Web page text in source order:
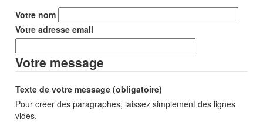
Votre nom
Votre adresse email
Votre message
Texte de votre message (obligatoire)
Pour créer des paragraphes, laissez simplement des lignes
vides.